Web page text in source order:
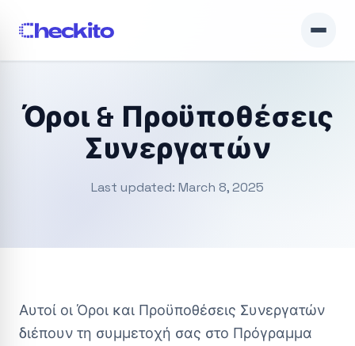
Όροι & Προϋποθέσεις
Συνεργατών
Last updated: March 8, 2025
Αυτοί οι Όροι και Προϋποθέσεις Συνεργατών
διέπουν τη συμμετοχή σας στο Πρόγραμμα